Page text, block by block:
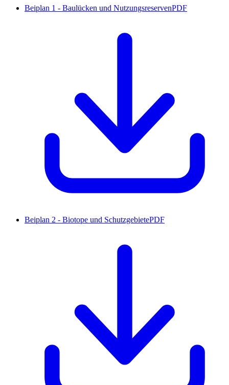
Beiplan 1 - Baulücken und NutzungsreservenPDF
Beiplan 2 - Biotope und SchutzgebietePDF